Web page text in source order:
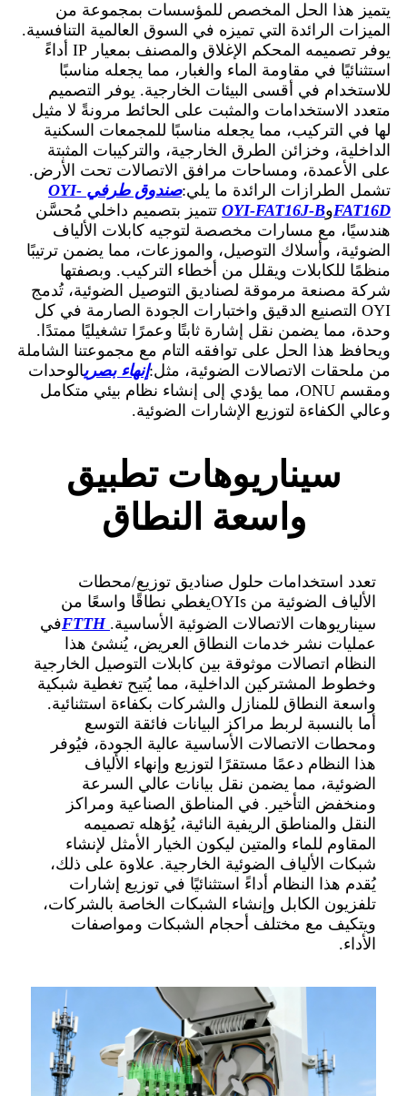
يتميز هذا الحل المخصص للمؤسسات بمجموعة من
الميزات الرائدة التي تميزه في السوق العالمية التنافسية.
يوفر تصميمه المحكم الإغلاق والمصنف بمعيار IP أداءً
استثنائيًا في مقاومة الماء والغبار، مما يجعله مناسبًا
للاستخدام في أقسى البيئات الخارجية. يوفر التصميم
متعدد الاستخدامات والمثبت على الحائط مرونةً لا مثيل
لها في التركيب، مما يجعله مناسبًا للمجمعات السكنية
الداخلية، وخزائن الطرق الخارجية، والتركيبات المثبتة
على الأعمدة، ومساحات مرافق الاتصالات تحت الأرض.
تشمل الطرازات الرائدة ما يلي:
صندوق طرفي OYI-
FAT16DوOYI-FAT16J-B تتميز بتصميم داخلي مُحسَّن
هندسيًا، مع مسارات مخصصة لتوجيه كابلات الألياف
الضوئية، وأسلاك التوصيل، والموزعات، مما يضمن ترتيبًا
منظمًا للكابلات ويقلل من أخطاء التركيب. وبصفتها
شركة مصنعة مرموقة لصناديق التوصيل الضوئية، تُدمج
OYI التصنيع الدقيق واختبارات الجودة الصارمة في كل
وحدة، مما يضمن نقل إشارة ثابتًا وعمرًا تشغيليًا ممتدًا.
ويحافظ هذا الحل على توافقه التام مع مجموعتنا الشاملة
من ملحقات الاتصالات الضوئية، مثل:إنهاء بصريالوحدات
ومقسم ONU، مما يؤدي إلى إنشاء نظام بيئي متكامل
وعالي الكفاءة لتوزيع الإشارات الضوئية.
سيناريوهات تطبيق
واسعة النطاق
تعدد استخدامات حلول صناديق توزيع/محطات
الألياف الضوئية من OYI s
يغطي نطاقًا واسعًا من
سيناريوهات الاتصالات الضوئية الأساسية. FTTHفي
عمليات نشر خدمات النطاق العريض، يُنشئ هذا
النظام اتصالات موثوقة بين كابلات التوصيل الخارجية
وخطوط المشتركين الداخلية، مما يُتيح تغطية شبكية
واسعة النطاق للمنازل والشركات بكفاءة استثنائية.
أما بالنسبة لربط مراكز البيانات فائقة التوسع
ومحطات الاتصالات الأساسية عالية الجودة، فيُوفر
هذا النظام دعمًا مستقرًا لتوزيع وإنهاء الألياف
الضوئية، مما يضمن نقل بيانات عالي السرعة
ومنخفض التأخير. في المناطق الصناعية ومراكز
النقل والمناطق الريفية النائية، يُؤهله تصميمه
المقاوم للماء والمتين ليكون الخيار الأمثل لإنشاء
شبكات الألياف الضوئية الخارجية. علاوة على ذلك،
يُقدم هذا النظام أداءً استثنائيًا في توزيع إشارات
تلفزيون الكابل وإنشاء الشبكات الخاصة بالشركات،
ويتكيف مع مختلف أحجام الشبكات ومواصفات
الأداء.